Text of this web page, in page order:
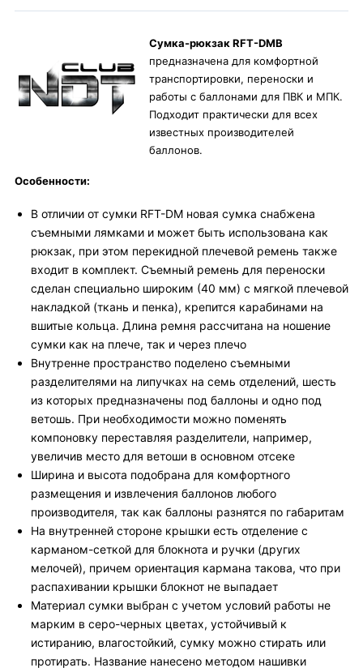
Сумка-рюкзак RFT-DMB
предназначена для комфортной
транспортировки, переноски и
работы с баллонами для ПВК и МПК.
Подходит практически для всех
известных производителей
баллонов.
Особенности:
В отличии от сумки RFT-DM новая сумка снабжена
съемными лямками и может быть использована как
рюкзак, при этом перекидной плечевой ремень также
входит в комплект. Съемный ремень для переноски
сделан специально широким (40 мм) с мягкой плечевой
накладкой (ткань и пенка), крепится карабинами на
вшитые кольца. Длина ремня рассчитана на ношение
сумки как на плече, так и через плечо
Внутренне пространство поделено съемными
разделителями на липучках на семь отделений, шесть
из которых предназначены под баллоны и одно под
ветошь. При необходимости можно поменять
компоновку переставляя разделители, например,
увеличив место для ветоши в основном отсеке
Ширина и высота подобрана для комфортного
размещения и извлечения баллонов любого
производителя, так как баллоны разнятся по габаритам
На внутренней стороне крышки есть отделение с
карманом-сеткой для блокнота и ручки (других
мелочей), причем ориентация кармана такова, что при
распахивании крышки блокнот не выпадает
Материал сумки выбран с учетом условий работы не
марким в серо-черных цветах, устойчивый к
истиранию, влагостойкий, сумку можно стирать или
протирать. Название нанесено методом нашивки